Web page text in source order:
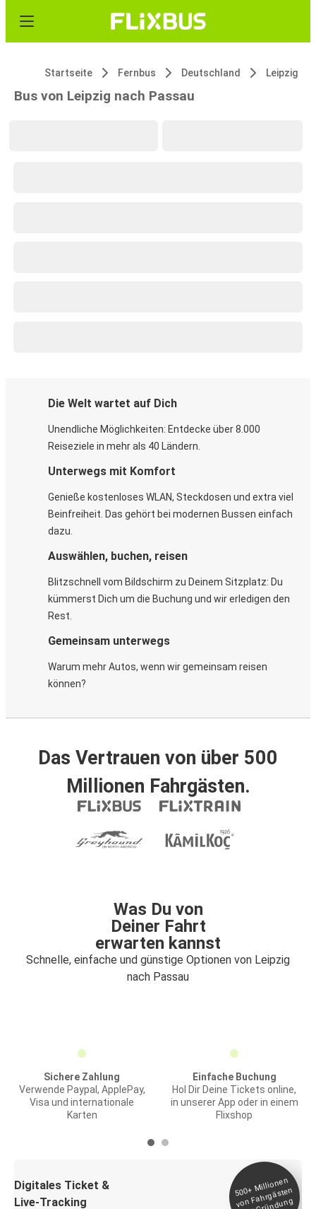
Startseite Fernbus Deutschland Leipzig
Bus von Leipzig nach Passau
Die Welt wartet auf Dich
Unendliche Möglichkeiten: Entdecke über 8.000
Reiseziele in mehr als 40 Ländern.
Unterwegs mit Komfort
Genieße kostenloses WLAN, Steckdosen und extra viel
Beinfreiheit. Das gehört bei modernen Bussen einfach
dazu.
Auswählen, buchen, reisen
Blitzschnell vom Bildschirm zu Deinem Sitzplatz: Du
kümmerst Dich um die Buchung und wir erledigen den
Rest.
Gemeinsam unterwegs
Warum mehr Autos, wenn wir gemeinsam reisen
können?
Das Vertrauen von über 500
Millionen Fahrgästen.
Was Du von
Deiner Fahrt
erwarten kannst
Schnelle, einfache und günstige Optionen von Leipzig
nach Passau
Sichere Zahlung
Verwende Paypal, ApplePay,
Visa und internationale
Karten
Einfache Buchung
Hol Dir Deine Tickets online,
in unserer App oder in einem
Flixshop
Digitales Ticket &
Live-Tracking
500+
Millionen
von Fahrgästen
seit